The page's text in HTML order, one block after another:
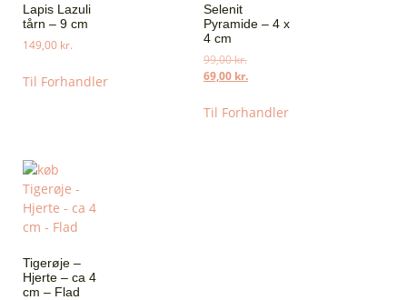
Lapis Lazuli
tårn – 9 cm
149,00 kr.
Til Forhandler
Selenit
Pyramide – 4 x
4 cm
99,00kr.
69,00 kr.
Til Forhandler
Tigerøje –
Hjerte – ca 4
cm – Flad